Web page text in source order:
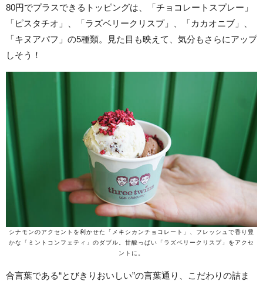
80円でプラスできるトッピングは、「チョコレートスプレー」
「ピスタチオ」、「ラズベリークリスプ」、「カカオニブ」、
「キヌアパフ」の5種類。見た目も映えて、気分もさらにアップ
しそう！
シナモンのアクセントを利かせた「メキシカンチョコレート」、フレッシュで香り豊
かな「ミントコンフェティ」のダブル。甘酸っぱい「ラズベリークリスプ」をアクセ
ントに。
合言葉である“とびきりおいしい”の言葉通り、こだわりの詰ま